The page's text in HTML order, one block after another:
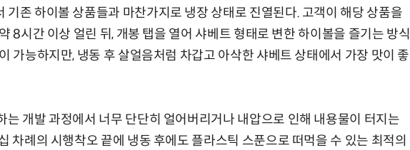
기존 하이볼 상품들과 마찬가지로 냉장 상태로 진열된다. 고객이 해당 상품을
8시간 이상 얼린 뒤, 개봉 탭을 열어 샤베트 형태로 변한 하이볼을 즐기는 방식
가능하지만, 냉동 후 살얼음처럼 차갑고 아삭한 샤베트 상태에서 가장 맛이 좋
는 개발 과정에서 너무 단단히 얼어버리거나 내압으로 인해 내용물이 터지는
차례의 시행착오 끝에 냉동 후에도 플라스틱 스푼으로 떠먹을 수 있는 최적의